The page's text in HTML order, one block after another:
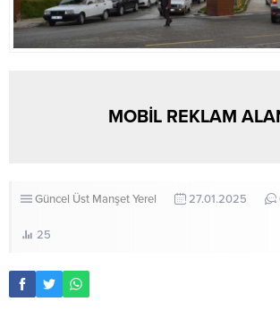
MOBİL REKLAM
Güncel Üst ManşetYerel 27.01.2025
25